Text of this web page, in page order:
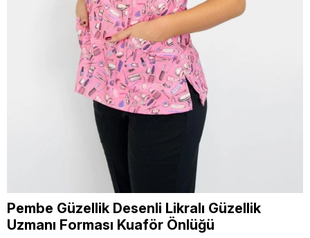
Pembe Güzellik Desenli Likralı Güzellik
Uzmanı Forması Kuaför Önlüğü